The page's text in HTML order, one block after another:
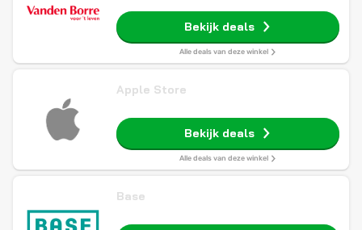
Bekijk deals
Alle deals van deze winkel
Apple Store
Bekijk deals
Alle deals van deze winkel
Base